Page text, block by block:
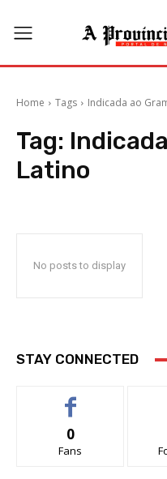
Home Tags Indicada ao
Tag:
Latino
No posts to display
STAY CONNECTED
0
Fans